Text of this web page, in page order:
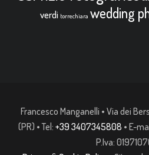
verdi torrechiara wedding
Francesco Manganelli • Via dei
(PR) • Tel: +39 3407345808 • E-
P.Iva: